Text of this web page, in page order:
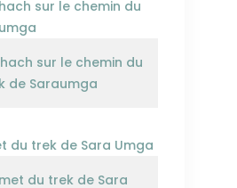
sur le chemin du
de Saraumga
du trek de Sara